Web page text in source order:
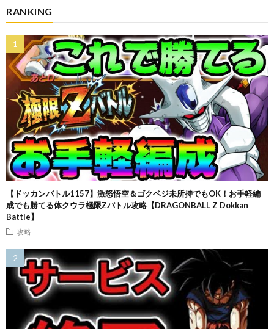
RANKING
【ドッカンバトル1157】激怒悟空＆ゴクベジ未所持でもOK！お手軽編
成でも勝てる体クウラ極限Zバトル攻略【DRAGONBALL Z Dokkan
Battle】
攻略